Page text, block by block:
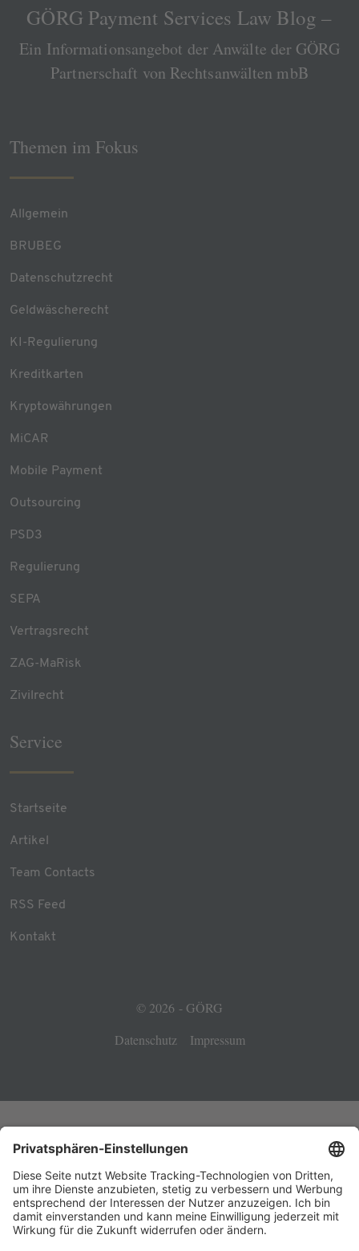
GÖRG Payment Services Law Blog –
Ein Informationsangebot der Anwälte der GÖRG
Partnerschaft von Rechtsanwälten mbB
Themen im Fokus
Allgemein
BRUBEG
Datenschutzrecht
Geldwäscherecht
KI-Regulierung
Kreditkarten
Kryptowährungen
MiCAR
Mobile Payment
Outsourcing
PSD3
Regulierung
SEPA
Vertragsrecht
ZAG-MaRisk
Zivilrecht
Service
Startseite
Artikel
Team Contacts
RSS Feed
Kontakt
© 2026 - GÖRG
Datenschutz
Impressum